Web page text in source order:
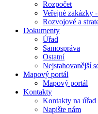
Rozpočet
Veřejné zakázky
Rozvojové a
Dokumenty
Úřad
Samospráva
Ostatní
Nejstahovanější
Mapový portál
Mapový portál
Kontakty
Kontakty na úřad
Napište nám